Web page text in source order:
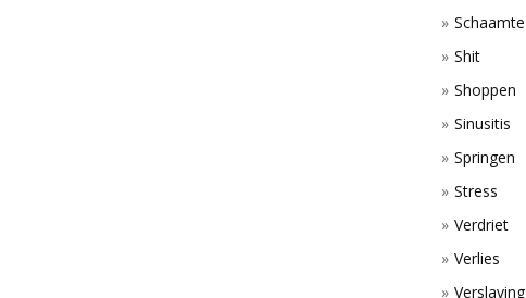
Schaamte
Shit
Shoppen
Sinusitis
Springen
Stress
Verdriet
Verlies
Verslaving